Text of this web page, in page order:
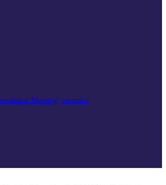
Meeting' 'enemies'